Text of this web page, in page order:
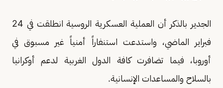
الجدير بالذكر أن العملية العسكرية الروسية انطلقت في 24
فبراير الماضي، واستدعت استنفاراً أمنياً غير مسبوق في
أوروبا، فيما تضافرت كافة الدول الغربية لدعم أوكرانيا
بالسلاح والمساعدات الإنسانية.